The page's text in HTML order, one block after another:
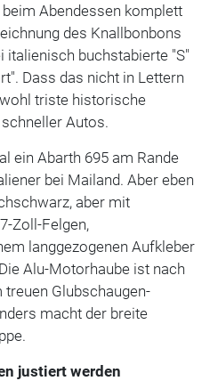
Abendessen komplett
des Knallbonbons
italienisch buchstabierte "S"
Dass das nicht in Lettern
triste historische
Autos.
ein Abarth 695 am Rande
bei Mailand. Aber eben
aber mit
Zoll-Felgen,
langgezogenen Aufkleber
Alu-Motorhaube ist nach
Glubschaugen-
macht der breite
justiert werden